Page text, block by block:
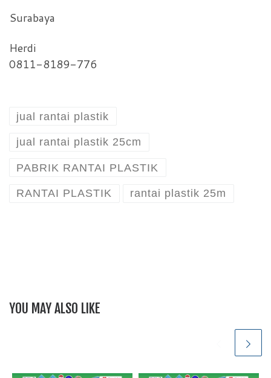
Surabaya
Herdi
0811-8189-776
jual rantai plastik
jual rantai plastik 25cm
PABRIK RANTAI PLASTIK
RANTAI PLASTIK rantai plastik 25m
YOU MAY ALSO LIKE